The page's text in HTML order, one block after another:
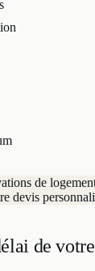
de
devis
de